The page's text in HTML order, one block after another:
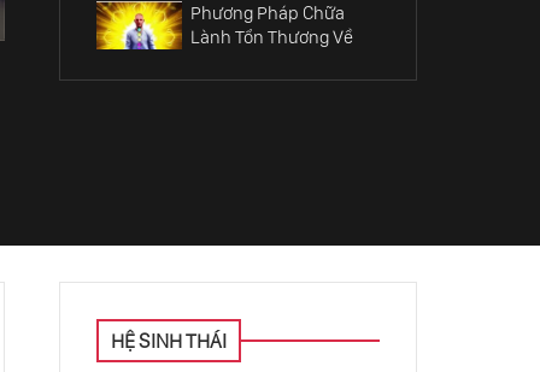
Phương Pháp Chữa
Lành Tổn Thương Về
Tâm Linh Và Xã Hội
Một Cuộc Đời Đơn Giản
- Hạnh Phúc
HỆ SINH THÁI